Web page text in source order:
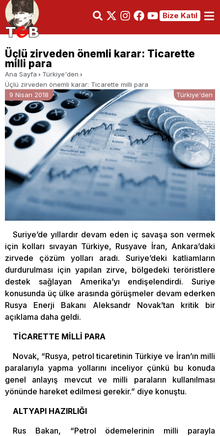
Bize Katıl
Üçlü zirveden önemli karar: Ticarette
milli para
Ana Sayfa
Türkiye'den
Üçlü zirveden önemli karar: Ticarette milli para
9 Nisan 2018
Türkiye'den
Suriye’de yıllardır devam eden iç savaşa son vermek
için kolları sıvayan Türkiye, Rusyave İran, Ankara’daki
zirvede çözüm yolları aradı. Suriye’deki katliamların
durdurulması için yapılan zirve, bölgedeki teröristlere
destek sağlayan Amerika’yı endişelendirdi. Suriye
konusunda üç ülke arasında görüşmeler devam ederken
Rusya Enerji Bakanı Aleksandr Novak’tan kritik bir
açıklama daha geldi.
TİCARETTE MİLLİ PARA
Novak, “Rusya, petrol ticaretinin Türkiye ve İran’ın milli
paralarıyla yapma yollarını inceliyor çünkü bu konuda
genel anlayış mevcut ve milli paraların kullanılması
yönünde hareket edilmesi gerekir.” diye konuştu.
ALTYAPI HAZIRLIĞI
Rus Bakan, “Petrol ödemelerinin milli parayla